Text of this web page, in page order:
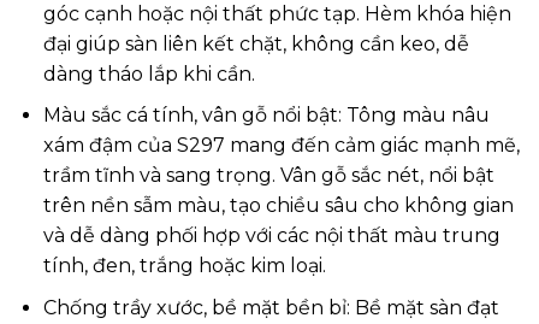
góc cạnh hoặc nội thất phức tạp. Hèm khóa hiện
đại giúp sàn liên kết chặt, không cần keo, dễ
dàng tháo lắp khi cần.
Màu sắc cá tính, vân gỗ nổi bật: Tông màu nâu
xám đậm của S297 mang đến cảm giác mạnh mẽ,
trầm tĩnh và sang trọng. Vân gỗ sắc nét, nổi bật
trên nền sẫm màu, tạo chiều sâu cho không gian
và dễ dàng phối hợp với các nội thất màu trung
tính, đen, trắng hoặc kim loại.
Chống trầy xước, bề mặt bền bỉ: Bề mặt sàn đạt